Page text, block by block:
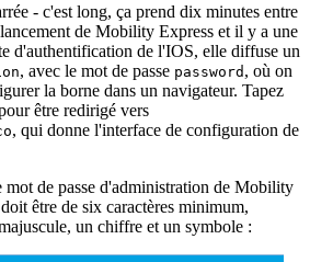
- c'est long, ça prend dix minutes entre
de Mobility Express et il y a une
d'authentification de l'IOS, elle diffuse un
, avec le mot de passe password , où on
la borne dans un navigateur. Tapez
être redirigé vers
, qui donne l'interface de configuration de
de passe d'administration de Mobility
être de six caractères minimum,
un chiffre et un symbole :